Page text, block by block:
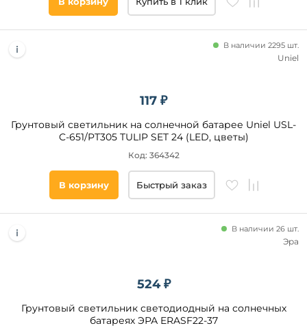
117 ₽
Грунтовый светильник на солнечной батарее Uniel USL-
C-651/PT305 TULIP SET 24 (LED, цветы)
В наличии 2295 шт.
Код: 364342
Uniel
В корзину Быстрый заказ
524 ₽
Грунтовый светильник светодиодный на солнечных
батареях ЭРА ERASF22-37
В наличии 26 шт.
Эра